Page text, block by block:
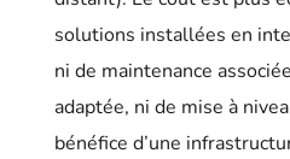
solutions installées en
ni de maintenance
adaptée, ni de mise à
bénéfice d’une